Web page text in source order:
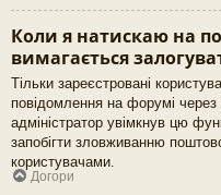
Коли я натискаю на
вимагається
Тільки зареєстровані
повідомлення на форумі
адміністратор увімкнув цю
запобігти зловживанню
користувачами.
Догори